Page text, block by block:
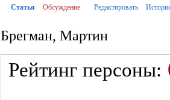
Статья Обсуждение Редактировать
Брегман, Мартин
Рейтинг персоны: